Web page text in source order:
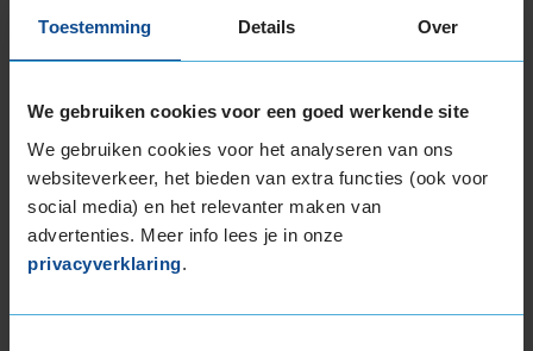
Toestemming Details Over
We gebruiken cookies voor een goed werkende site
We gebruiken cookies voor het analyseren van ons
websiteverkeer, het bieden van extra functies (ook voor
social media) en het relevanter maken van
advertenties. Meer info lees je in onze
privacyverklaring.
B
A